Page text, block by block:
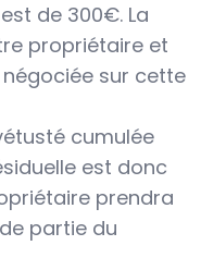
de 300€. La
propriétaire et
sur cette
cumulée
est donc
prendra
partie du